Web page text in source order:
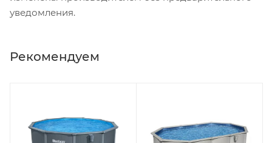
уведомления.
Рекомендуем